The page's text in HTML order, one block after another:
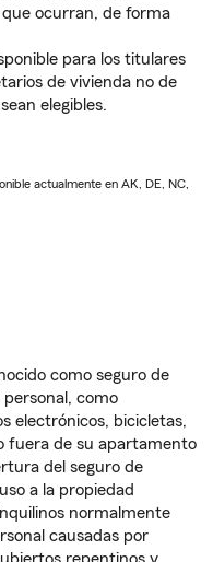
ocurran, de forma
para los titulares
de vivienda no de
elegibles.
actualmente en AK, DE, NC,
como seguro de
como
electrónicos, bicicletas,
fuera de su apartamento
del seguro de
a la propiedad
normalmente
causadas por